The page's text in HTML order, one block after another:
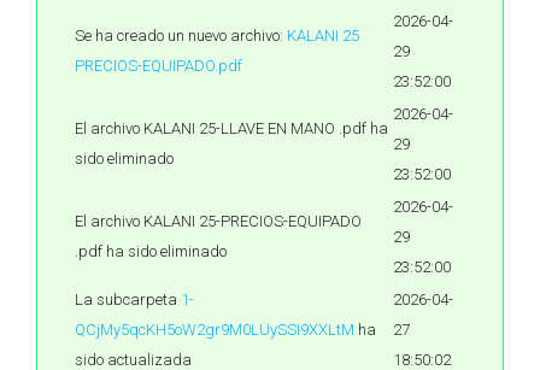
Se ha creado un nuevo archivo: KALANI 25
PRECIOS-EQUIPADO.pdf
2026-04-
29
23:52:00
El archivo KALANI 25-LLAVE EN MANO .pdf ha
sido eliminado
2026-04-
29
23:52:00
El archivo KALANI 25-PRECIOS-EQUIPADO
.pdf ha sido eliminado
2026-04-
29
23:52:00
La subcarpeta 1-
QCjMy5qcKH5oW2gr9M0LUySSI9XXLtM ha
sido actualizada
2026-04-
27
18:50:02